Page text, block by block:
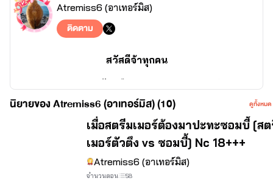
Atremiss6 (อาเทอร์มิส)
ติดตาม
สวัสดีจ้าทุกคน
อันนี้เป็นลิ้งอีกเว็บของไรเตอร์นะ ฝากไปติดตามกันได้จ้า
https://bit.ly/3bx40E1
ไรท์ขอฝากผลงานทุกเรื่องของไรท์ไว้ในอ้อมอกอ้อมใจด้วย
นะคะ
นิยายของ Atremiss6 (อาเทอร์มิส) (10) ดูทั้งหมด
เมื่อสตรีมเมอร์ต้องมาปะทะซอมบี้ [ส
เมอร์ตัวตึง vs ซอมบี้] Nc 18+++
Atremiss6 (อาเทอร์มิส)
จำนวนตอน 58